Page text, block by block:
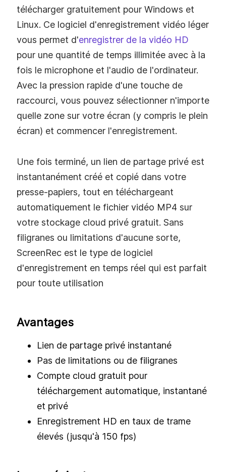
télécharger gratuitement pour Windows et
Linux. Ce logiciel d'enregistrement vidéo léger
vous permet d'enregistrer de la vidéo HD
pour une quantité de temps illimitée avec à la
fois le microphone et l'audio de l'ordinateur.
Avec la pression rapide d'une touche de
raccourci, vous pouvez sélectionner n'importe
quelle zone sur votre écran (y compris le plein
écran) et commencer l'enregistrement.
Une fois terminé, un lien de partage privé est
instantanément créé et copié dans votre
presse-papiers, tout en téléchargeant
automatiquement le fichier vidéo MP4 sur
votre stockage cloud privé gratuit. Sans
filigranes ou limitations d'aucune sorte,
ScreenRec est le type de logiciel
d'enregistrement en temps réel qui est parfait
pour toute utilisation
Avantages
Lien de partage privé instantané
Pas de limitations ou de filigranes
Compte cloud gratuit pour
téléchargement automatique, instantané
et privé
Enregistrement HD en taux de trame
élevés (jusqu'à 150 fps)